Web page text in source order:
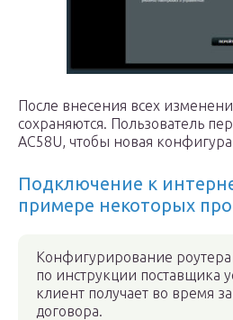
После внесения всех
сохраняются. Пользователь
AC58U, чтобы новая
Подключение к
примере некоторых
Конфигурирование роутера
по инструкции поставщика
клиент получает во время
договора.